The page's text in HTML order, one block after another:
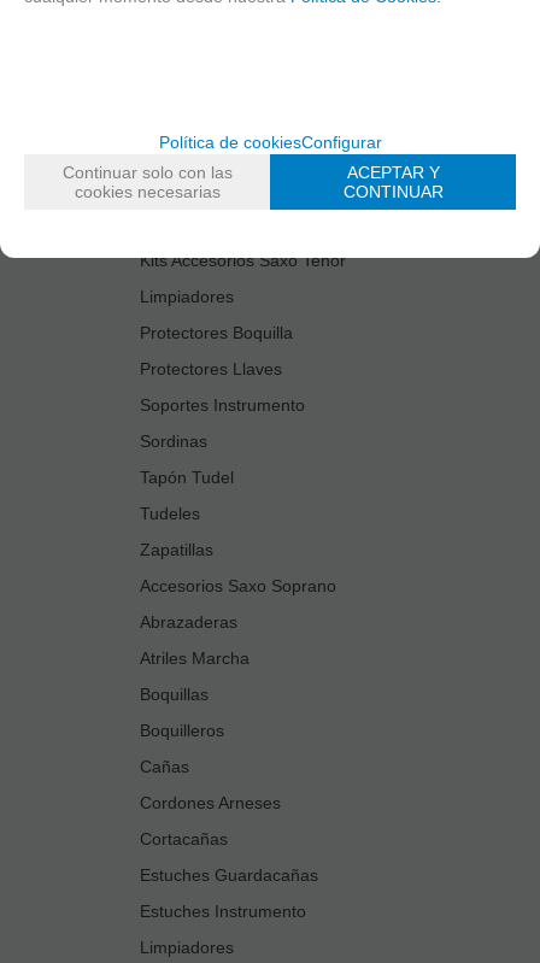
Cañas
Estuches Guardacañas
Estuches Instrumento
Kits Accesorios Saxo Tenor
Limpiadores
Protectores Boquilla
Protectores Llaves
Soportes Instrumento
Sordinas
Tapón Tudel
Tudeles
Zapatillas
Accesorios Saxo Soprano
Abrazaderas
Atriles Marcha
Boquillas
Boquilleros
Cañas
Cordones Arneses
Cortacañas
Estuches Guardacañas
Estuches Instrumento
Limpiadores
Política de cookiesConfigurar
Continuar solo con las
cookies necesarias
ACEPTAR Y
CONTINUAR